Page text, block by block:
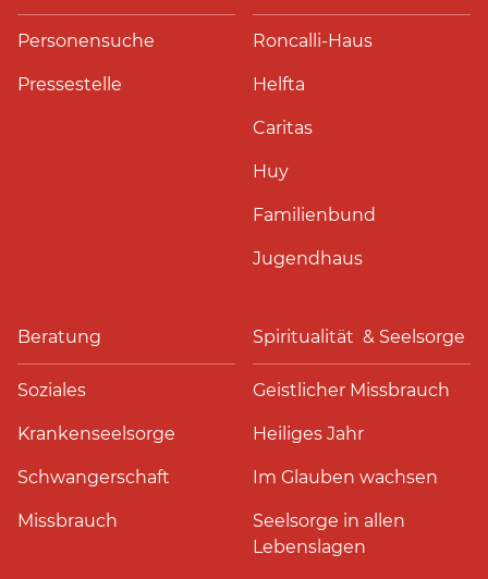
Personensuche
Pressestelle
Roncalli-Haus
Helfta
Caritas
Huy
Familienbund
Jugendhaus
Beratung
Soziales
Krankenseelsorge
Schwangerschaft
Missbrauch
Spiritualität & Seelsorge
Geistlicher Missbrauch
Heiliges Jahr
Im Glauben wachsen
Seelsorge in allen
Lebenslagen